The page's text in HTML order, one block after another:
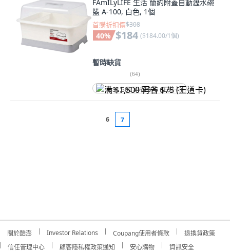
FAmILyLIFE 生活 簡約附蓋自動瀝水碗
籃 A-100, 白色, 1個
首購折扣價$308
40% $184 ($184.00/1個)
暫時缺貨
(64)
满 $1,500 再省 $75 (王道卡)
6 7
關於酷澎 Investor Relations Coupang使用者條款
退換貨政策
信任管理中心
顧客隱私權政策通知 安心購物 資訊安全